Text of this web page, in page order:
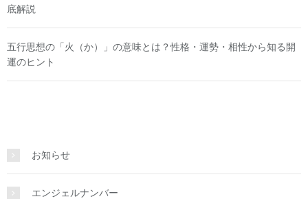
底解説
五行思想の「火（か）」の意味とは？性格・運勢・相性から知る開
運のヒント
お知らせ
エンジェルナンバー